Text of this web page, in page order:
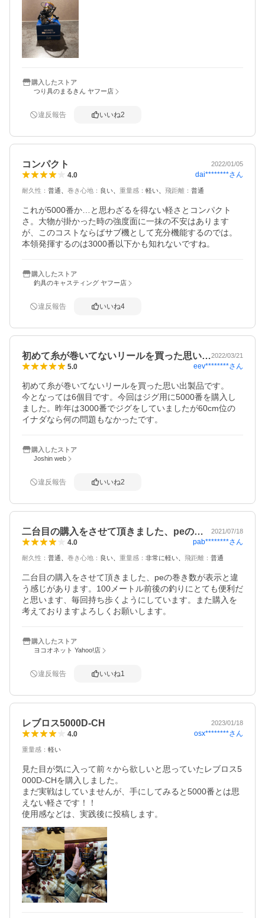
購入したストア
つり具のまるきん ヤフー店
違反報告 いいね2
コンパクト 2022/01/05
4.0 dai********さん
耐久性 ： 普通 巻き心地 ： 良い 重量感 ： 軽い 飛距離 ： 普通
これが5000番か…と思わざるを得ない軽さとコンパクト
さ。大物が掛かった時の強度面に一抹の不安はあります
が、このコストならばサブ機として充分機能するのでは。
本領発揮するのは3000番以下かも知れないですね。
購入したストア
釣具のキャスティング ヤフー店
違反報告 いいね4
初めて糸が巻いてないリールを買った思い…2022/03/21
5.0 eev********さん
初めて糸が巻いてないリールを買った思い出製品です。
今となっては6個目です。今回はジグ用に5000番を購入し
ました。昨年は3000番でジグをしていましたが60cm位の
イナダなら何の問題もなかったです。
購入したストア
Joshin web
違反報告 いいね2
二台目の購入をさせて頂きました、peの… 2021/07/18
4.0 pab********さん
耐久性 ： 普通 巻き心地 ： 良い 重量感 ： 非常に軽い 飛距離 ： 普通
二台目の購入をさせて頂きました、peの巻き数が表示と違
う感じがあります。100メートル前後の釣りにとても便利だ
と思います、毎回持ち歩くようにしています。また購入を
考えておりますよろしくお願いします。
購入したストア
ヨコオネット Yahoo!店
違反報告 いいね1
レブロス5000D-CH 2023/01/18
4.0 osx********さん
重量感 ： 軽い
見た目が気に入って前々から欲しいと思っていたレブロス5
000D-CHを購入しました。
まだ実戦はしていませんが、手にしてみると5000番とは思
えない軽さです！！
使用感などは、実践後に投稿します。